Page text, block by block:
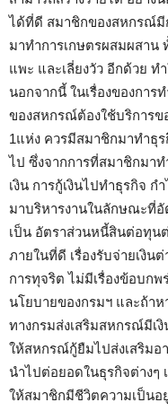
ได้ที่ดี สมาชิกของสหกรณ์มี
มาทำการเกษตรผสมผสาน
แพะ และเลี่ยงวัว อีกด้วย ท
นอกจากนี้ ในเรื่องของกา
ของสหกรณ์ต้องใช้บริการข
1แห่ง ควรมีสมาชิกมาทำธุ
ไป ซึ่งจากการที่สมาชิกมา
เงิน การกู้เงินไปทำธุรกิจ
มาบริหารงานในลักษณะที่อั
เป็น อัตราส่วนหนี้สินต่อทุน
ภายในที่ดี เรื่องรับจ่ายเงิน
การทุจริต ไม่มีเรื่องข้อบก
นโยบายของกรมฯ และถ้า
ทางกรมส่งเสริมสหกรณ์มี
ให้สหกรณ์กู้ยืมไปส่งเสริมอ
นำไปต่อยอดในธุรกิจต่าง
ให้สมาชิกมีชีวิตความเป็นอ